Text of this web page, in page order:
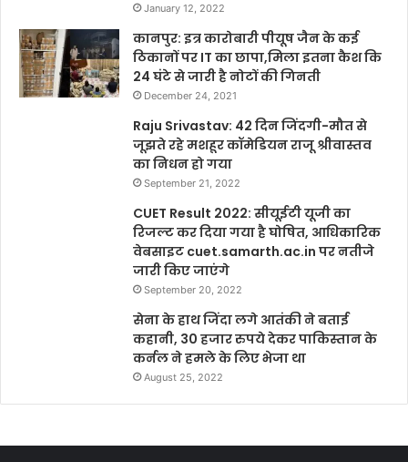
January 12, 2022
कानपुर: इत्र कारोबारी पीयूष जैन के कई
ठिकानों पर IT का छापा,मिला इतना कैश कि
24 घंटे से जारी है नोटों की गिनती
December 24, 2021
Raju Srivastav: 42 दिन जिंदगी-मौत से
जूझते रहे मशहूर कॉमेडियन राजू श्रीवास्तव
का निधन हो गया
September 21, 2022
CUET Result 2022: सीयूईटी यूजी का
रिजल्ट कर दिया गया है घोषित, आधिकारिक
वेबसाइट cuet.samarth.ac.in पर नतीजे
जारी किए जाएंगे
September 20, 2022
सेना के हाथ जिंदा लगे आतंकी ने बताई
कहानी, 30 हजार रुपये देकर पाकिस्तान के
कर्नल ने हमले के लिए भेजा था
August 25, 2022